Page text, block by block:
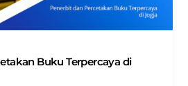
Buku Terpercaya di